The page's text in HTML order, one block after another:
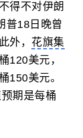
得不对伊朗
普18日晚曾
外， 花旗集
120美元，
150美元。
期是每桶